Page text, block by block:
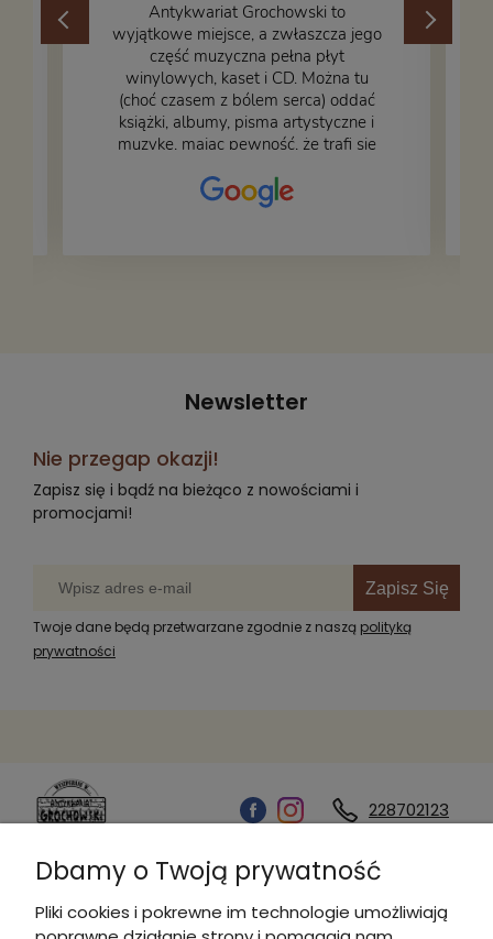
​Antykwariat Grochowski to
wyjątkowe miejsce, a zwłaszcza jego
część muzyczna pełna płyt
winylowych, kaset i CD. Można tu
(choć czasem z bólem serca) oddać
książki, albumy, pisma artystyczne i
muzykę, mając pewność, że trafi się
– nasze książki w trakcie
przepakowywania. Część oddaliśmy
Newsletter
Nie przegap okazji!
Zapisz się i bądź na bieżąco z nowościami i
promocjami!
Zapisz Się
Twoje dane będą przetwarzane zgodnie z naszą polityką
prywatności
228702123
Kontakt
Dbamy o Twoją prywatność
Pliki cookies i pokrewne im technologie umożliwiają